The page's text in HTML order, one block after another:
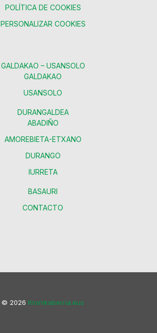
POLÍTICA DE COOKIES
PERSONALIZAR COOKIES
GALDAKAO – USANSOLO
GALDAKAO
USANSOLO
DURANGALDEA
ABADIÑO
AMOREBIETA-ETXANO
DURANGO
IURRETA
BASAURI
CONTACTO
© 2026 Kronikaberria.eus